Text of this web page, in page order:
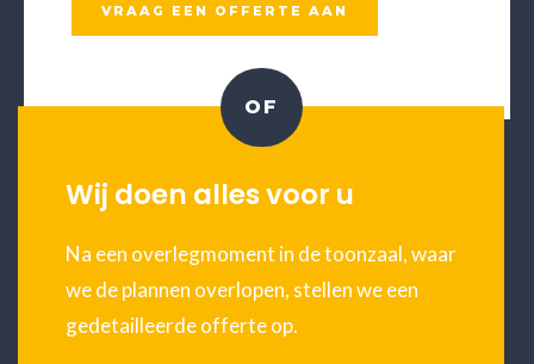
VRAAG EEN OFFERTE AAN
OF
Wij doen alles voor u
Na een overlegmoment in de toonzaal, waar
we de plannen overlopen, stellen we een
gedetailleerde offerte op.